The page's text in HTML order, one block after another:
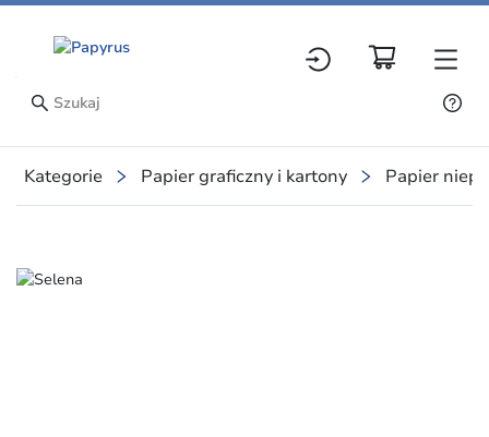
Kategorie Papier graficzny i kartony Papier
Slide 1 of 1